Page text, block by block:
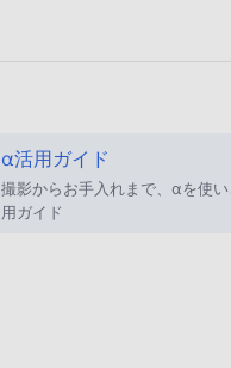
α活用ガイド
撮影からお手入れまで、αを使
用ガイド